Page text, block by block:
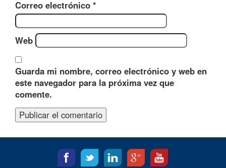
Correo electrónico *
Web
Guarda mi nombre, correo electrónico y web en
este navegador para la próxima vez que
comente.